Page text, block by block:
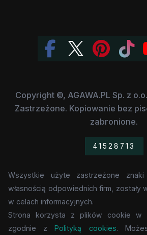
Copyright ©, AGAWA.PL Sp. z
Zastrzeżone. Kopiowanie bez
zabronione.
41528713
Wszystkie użyte zastrzeżone
własnością odpowiednich firm, zostały
w celach informacyjnych.
Strona korzysta z plików cookie w
zgodnie zPolityką cookies.